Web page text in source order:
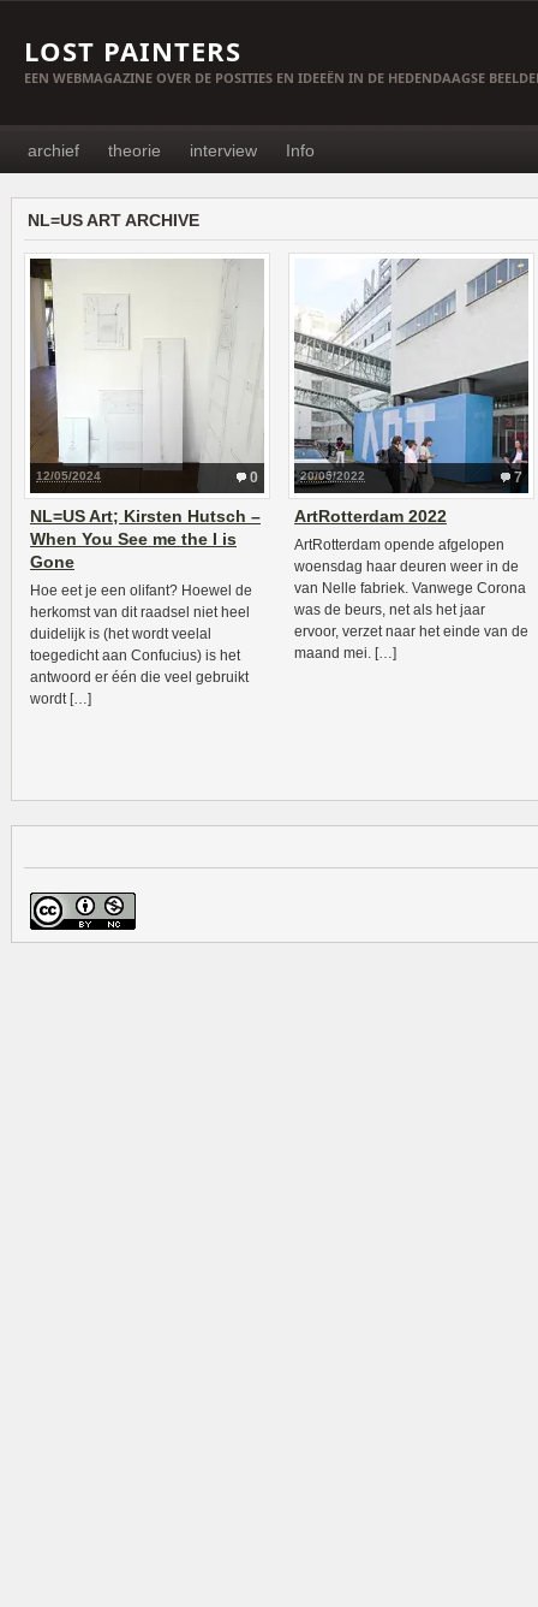
LOST PAINTERS
EEN WEBMAGAZINE OVER DE POSITIES EN IDEEËN IN DE HEDENDAAGSE
archief theorie interview Info
NL=US ART ARCHIVE
0
12/05/2024
NL=US Art; Kirsten Hutsch –
When You See me the I is
Gone
Hoe eet je een olifant? Hoewel de
herkomst van dit raadsel niet heel
duidelijk is (het wordt veelal
toegedicht aan Confucius) is het
antwoord er één die veel gebruikt
wordt […]
7
20/05/2022
ArtRotterdam 2022
ArtRotterdam opende afgelopen
woensdag haar deuren weer in de
van Nelle fabriek. Vanwege Corona
was de beurs, net als het jaar
ervoor, verzet naar het einde van de
maand mei. […]